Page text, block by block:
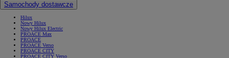
Samochody dostawcze
Hilux
Nowy Hilux
Nowy Hilux Electric
PROACE Max
PROACE
PROACE Verso
PROACE CITY
PROACE CITY Verso